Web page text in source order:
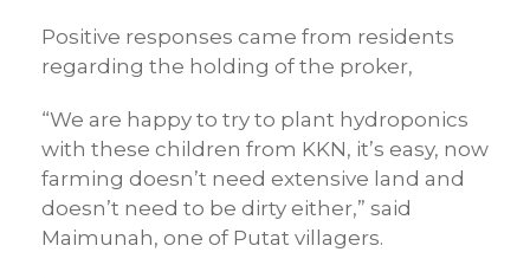
Positive responses came from residents
regarding the holding of the proker,
“We are happy to try to plant hydroponics
with these children from KKN, it’s easy, now
farming doesn’t need extensive land and
doesn’t need to be dirty either,” said
Maimunah, one of Putat villagers.